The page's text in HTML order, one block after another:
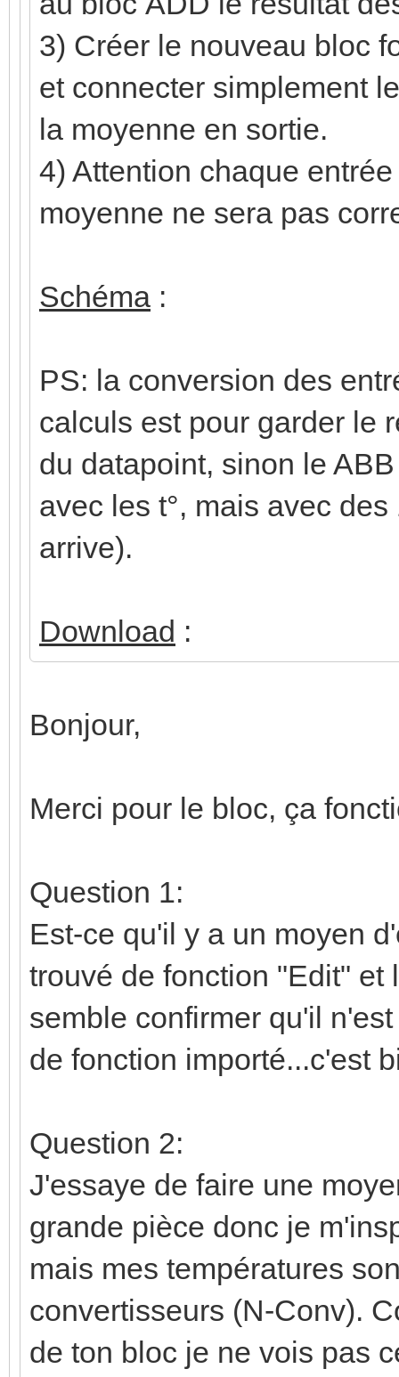
3) Créer le nouveau bloc
et connecter simplement
la moyenne en sortie.
4) Attention chaque
moyenne ne sera pas
Schéma :
PS: la conversion des
calculs est pour garder le
du datapoint, sinon le
avec les t°, mais avec
arrive).
Download :
Bonjour,
Merci pour le bloc, ça
Question 1:
Est-ce qu'il y a un moyen
trouvé de fonction "Edit"
semble confirmer qu'il
de fonction importé...c'est
Question 2:
J'essaye de faire une
grande pièce donc je
mais mes températures
convertisseurs (N-Conv).
de ton bloc je ne vois pas